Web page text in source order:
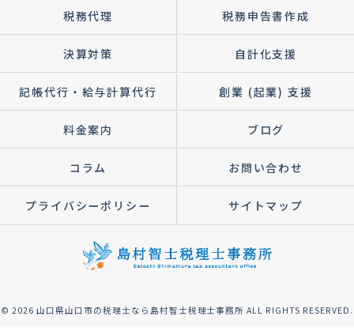
税務代理 税務申告書作成
決算対策 自計化支援
記帳代行・給与計算代行 創業 (起業) 支援
料金案内 ブログ
コラム お問い合わせ
プライバシーポリシー サイトマップ
© 2026 山口県山口市の税理士なら島村智士税理士事務所 ALL RIGHTS RESERVED.